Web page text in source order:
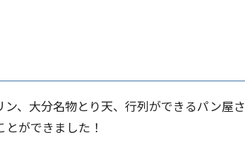
、大分名物とり天、行列ができるパン屋さ
ができました！